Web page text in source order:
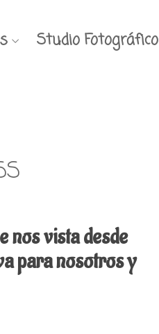
Studio Fotográfico
nos vista desde
para nosotros y